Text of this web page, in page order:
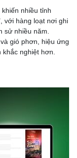
nhiều tỉnh
với hàng loạt nơi ghi
sử nhiều năm.
gió phơn, hiệu ứng
nghiệt hơn.